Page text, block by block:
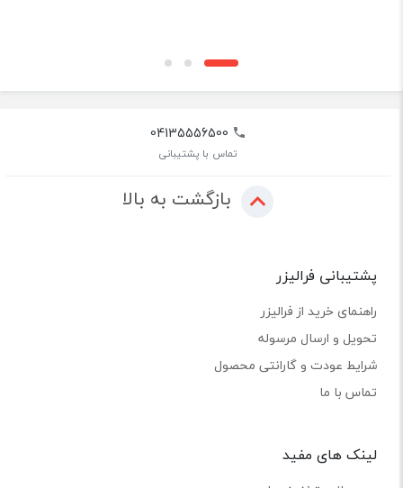
04135556500
تماس با پشتیبانی
بازگشت به بالا
پشتیبانی فرالیزر
راهنمای خرید از فرالیزر
تحویل و ارسال مرسوله
شرایط عودت و گارانتی محصول
تماس با ما
لینک های مفید